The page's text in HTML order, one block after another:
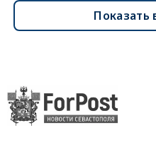
Показать